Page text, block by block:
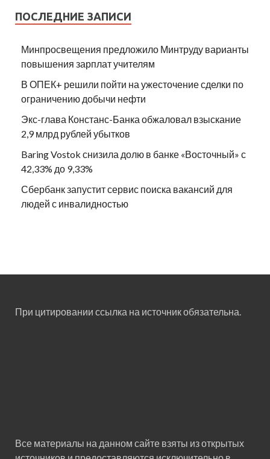
ПОСЛЕДНИЕ ЗАПИСИ
Минпросвещения предложило Минтруду варианты
повышения зарплат учителям
В ОПЕК+ решили пойти на ужесточение сделки по
ограничению добычи нефти
Экс-глава Констанс-Банка обжаловал взыскание
2,9 млрд рублей убытков
Baring Vostok снизила долю в банке «Восточный» с
42,33% до 9,33%
Сбербанк запустит сервис поиска вакансий для
людей с инвалидностью
При цитировании ссылка на источник обязательна.
Все материалы на данном сайте взяты из открытых